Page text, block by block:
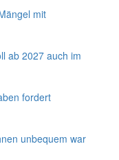
mit
ab 2027 auch im
fordert
unbequem war